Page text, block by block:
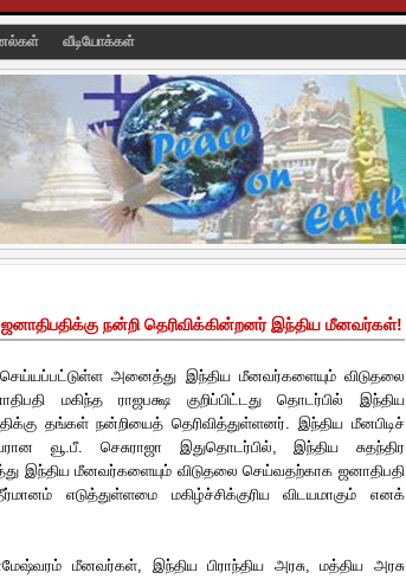
வீடியோக்கள்
நன்றி தெரிவிக்கின்றனர் இந்திய மீனவர்கள்!
அனைத்து இந்திய மீனவர்களையும் விடுதலை
மகிந்த ராஜபக்ஷ குறிப்பிட்டது தொடர்பில் இந்திய
தங்கள் நன்றியைத் தெரிவித்துள்ளனர். இந்திய மீனபிடிச்
வூ.பீ. செசுராஜா இதுதொடர்பில், இந்திய சுதந்திர
இந்திய மீனவர்களையும் விடுதலை செய்வதற்காக ஜனாதிபதி
எடுத்துள்ளமை மகிழ்ச்சிக்குரிய விடயமாகும் எனக்
மீனவர்கள், இந்திய பிராந்திய அரசு, மத்திய அரசு